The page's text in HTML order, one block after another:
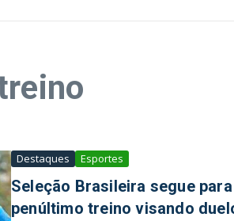
Destaques Esportes
Seleção Brasileira segue
penúltimo treino visando